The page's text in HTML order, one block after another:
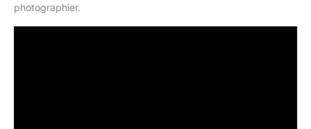
photographier.